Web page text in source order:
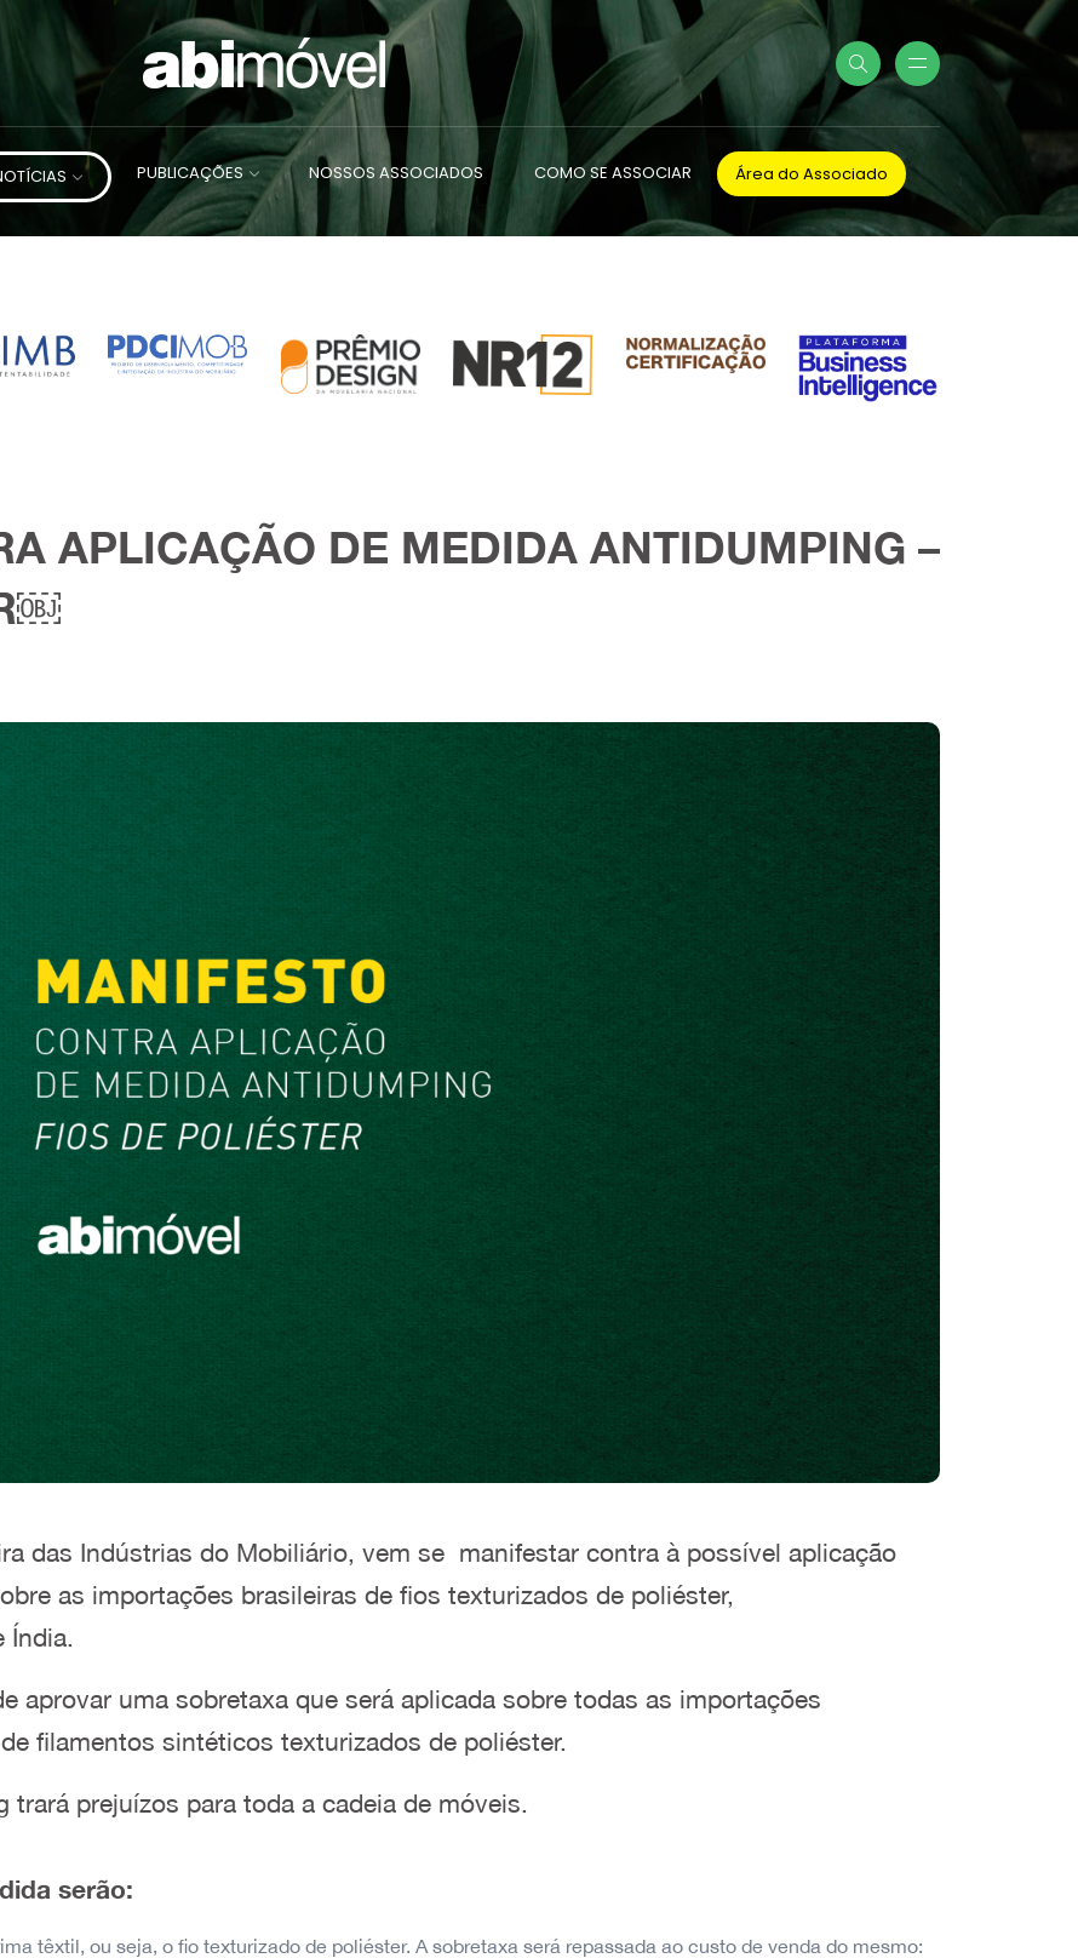
PUBLICAÇÕES NOSSOS ASSOCIADOS COMO SE ASSOCIAR Área do Associado
APLICAÇÃO DE MEDIDA ANTIDUMPING –
das Indústrias do Mobiliário, vem se manifestar contra à possível aplicação
as importações brasileiras de fios texturizados de poliéster,
aprovar uma sobretaxa que será aplicada sobre todas as importações
filamentos sintéticos texturizados de poliéster.
prejuízos para toda a cadeia de móveis.
serão:
têxtil, ou seja, o fio texturizado de poliéster. A sobretaxa será repassada ao custo de venda do mesmo: